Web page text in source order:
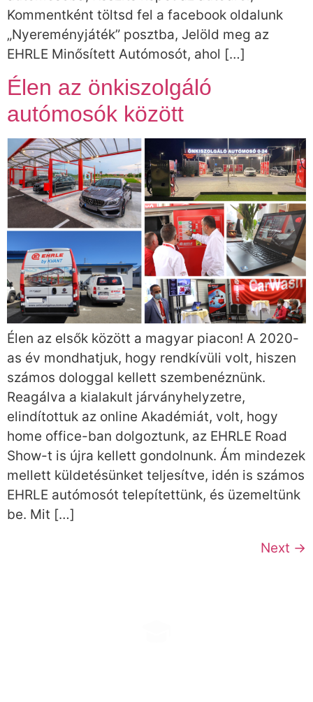
Kommentként töltsd fel a facebook oldalunk
„Nyereményjáték” posztba, Jelöld meg az
EHRLE Minősített Autómosót, ahol […]
Élen az önkiszolgáló
autómosók között
Élen az elsők között a magyar piacon! A 2020-
as év mondhatjuk, hogy rendkívüli volt, hiszen
számos dologgal kellett szembenéznünk.
Reagálva a kialakult járványhelyzetre,
elindítottuk az online Akadémiát, volt, hogy
home office-ban dolgoztunk, az EHRLE Road
Show-t is újra kellett gondolnunk. Ám mindezek
mellett küldetésünket teljesítve, idén is számos
EHRLE autómosót telepítettünk, és üzemeltünk
be. Mit […]
Next →